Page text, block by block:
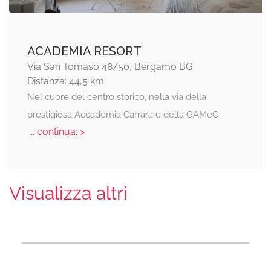
ACADEMIA RESORT
Via San Tomaso 48/50, Bergamo BG
Distanza: 44,5 km
Nel cuore del centro storico, nella via della
prestigiosa Accademia Carrara e della GAMeC
... continua: >
Visualizza altri